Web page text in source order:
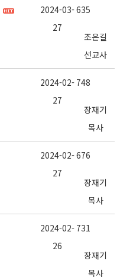
2024-03-
27
635
조은길
선교사
2024-02-
27
748
장재기
목사
2024-02-
27
676
장재기
목사
2024-02-
26
731
장재기
목사